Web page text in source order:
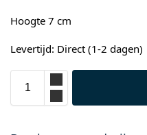
Hoogte 7 cm
Levertijd: Direct (1-2 dagen)